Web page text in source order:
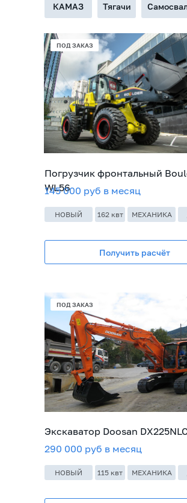
КАМАЗ Тягачи
Погрузчик фронтальный
WL56
145 000 руб в месяц
162 квт МЕХАНИКА
НОВЫЙ
Экскаватор Doosan DX225NLC
290 000 руб в месяц
115 квт МЕХАНИКА
НОВЫЙ
Получить расчёт
В НАЛИЧИИ
В НАЛИЧИИ
ПОД ЗАКАЗ
ПОД ЗАКАЗ
ПОД ЗАКАЗ